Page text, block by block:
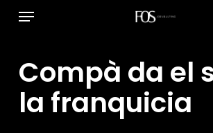
principal
Menú
Compà da el
la franquicia